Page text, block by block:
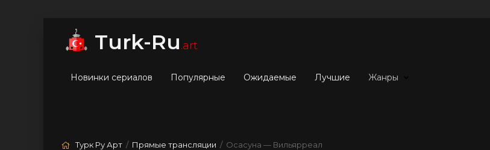
Turk-Ru.art
Новинки сериалов Популярные Ожидаемые Лучшие Жанры
Турк Ру Арт / Прямые трансляции / Осасуна — Вильярреал